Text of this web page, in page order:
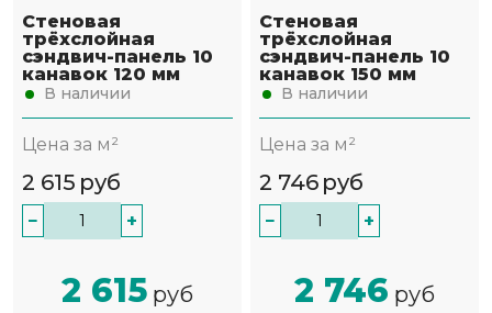
Стеновая
трёхслойная
сэндвич-панель 10
канавок 120 мм
В наличии
Цена за м²
2 615 руб
− +
2 615 руб
Стеновая
трёхслойная
сэндвич-панель 10
канавок 150 мм
В наличии
Цена за м²
2 746 руб
− +
2 746 руб